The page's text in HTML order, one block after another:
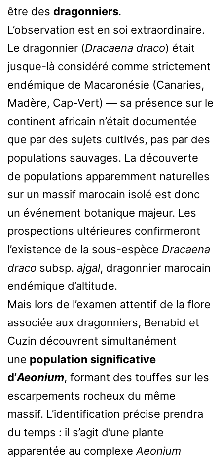
être des dragonniers.
L’observation est en soi extraordinaire.
Le dragonnier (Dracaena draco) était
jusque-là considéré comme strictement
endémique de Macaronésie (Canaries,
Madère, Cap-Vert) — sa présence sur le
continent africain n’était documentée
que par des sujets cultivés, pas par des
populations sauvages. La découverte
de populations apparemment naturelles
sur un massif marocain isolé est donc
un événement botanique majeur. Les
prospections ultérieures confirmeront
l’existence de la sous-espèce Dracaena
draco subsp. ajgal, dragonnier marocain
endémique d’altitude.
Mais lors de l’examen attentif de la flore
associée aux dragonniers, Benabid et
Cuzin découvrent simultanément
une population significative
d’Aeonium, formant des touffes sur les
escarpements rocheux du même
massif. L’identification précise prendra
du temps : il s’agit d’une plante
apparentée au complexeAeonium